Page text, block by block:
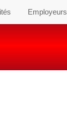
Employeurs